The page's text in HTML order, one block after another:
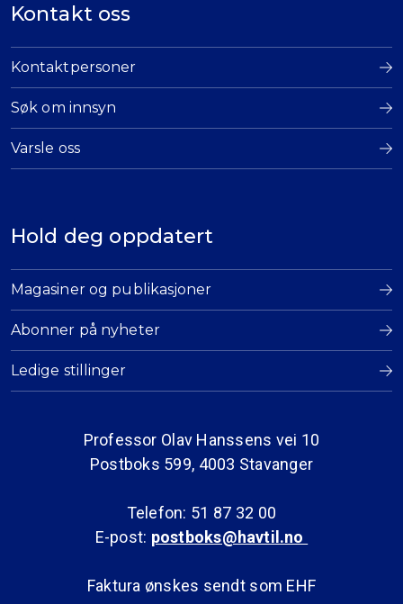
Kontakt oss
Kontaktpersoner
Søk om innsyn
Varsle oss
Hold deg oppdatert
Magasiner og publikasjoner
Abonner på nyheter
Ledige stillinger
Professor Olav Hanssens vei 10
Postboks 599, 4003 Stavanger
Telefon: 51 87 32 00
E-post: postboks@havtil.no
Faktura ønskes sendt som EHF